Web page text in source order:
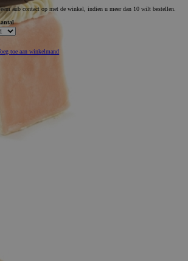
aub contact op met de winkel, indien u meer dan 10 wilt bestellen.
toe aan winkelmand